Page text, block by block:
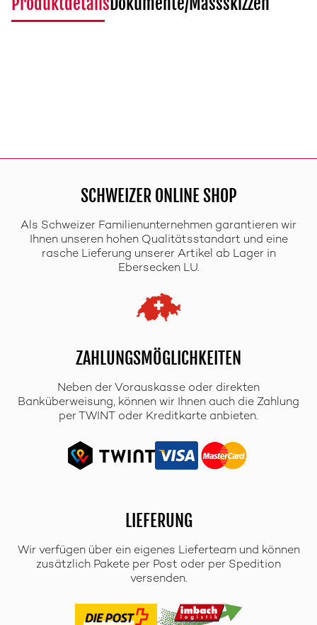
SCHWEIZER ONLINE SHOP
Als Schweizer Familienunternehmen garantieren wir
Ihnen unseren hohen Qualitätsstandart und eine
rasche Lieferung unserer Artikel ab Lager in
Ebersecken LU.
ZAHLUNGSMÖGLICHKEITEN
Neben der Vorauskasse oder direkten
Banküberweisung, können wir Ihnen auch die Zahlung
per TWINT oder Kreditkarte anbieten.
LIEFERUNG
Wir verfügen über ein eigenes Lieferteam und können
zusätzlich Pakete per Post oder per Spedition
versenden.